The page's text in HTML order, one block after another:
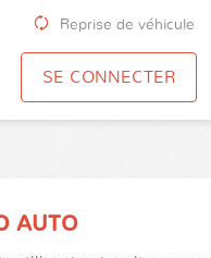
Reprise de véhicule
SE CONNECTER
AUTO